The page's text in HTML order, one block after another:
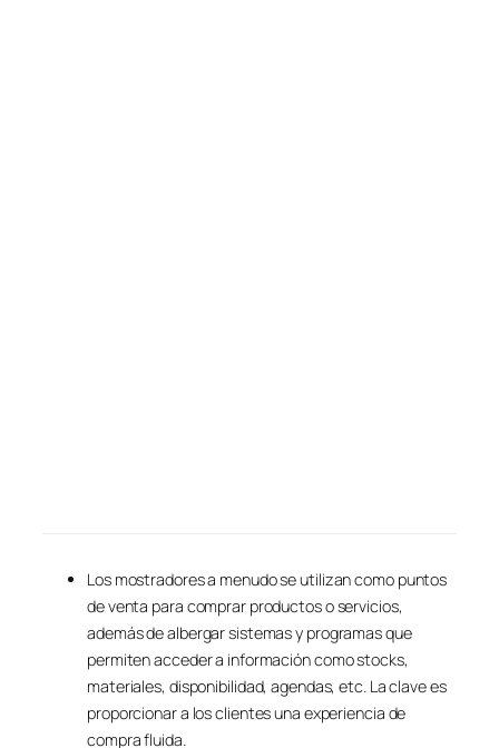
Los mostradores a menudo se utilizan como puntos
de venta para comprar productos o servicios,
además de albergar sistemas y programas que
permiten acceder a información como stocks,
materiales, disponibilidad, agendas, etc. La clave es
proporcionar a los clientes una experiencia de
compra fluida.